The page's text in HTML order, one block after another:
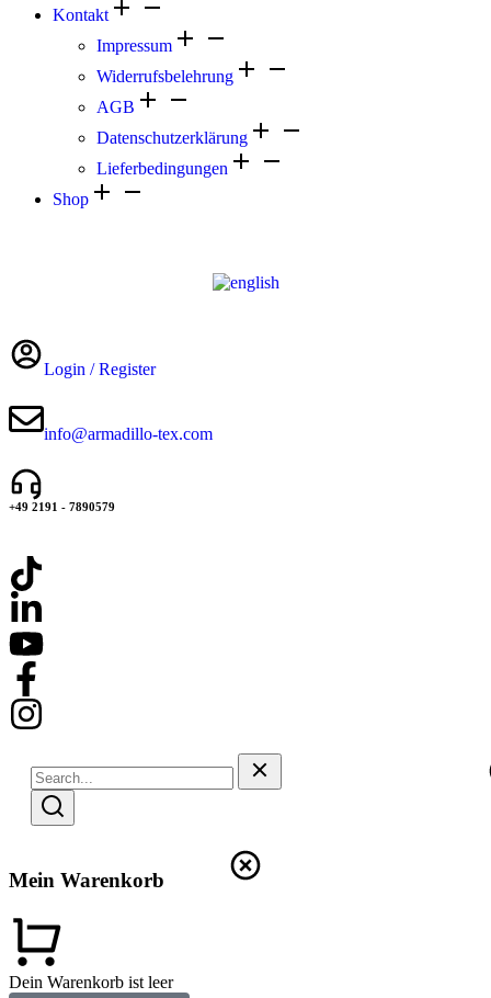
Kontakt
Impressum
Widerrufsbelehrung
AGB
Datenschutzerklärung
Lieferbedingungen
Shop
Login / Register
info@armadillo-tex.com
+49 2191 - 7890579
Mein Warenkorb
Dein Warenkorb ist leer